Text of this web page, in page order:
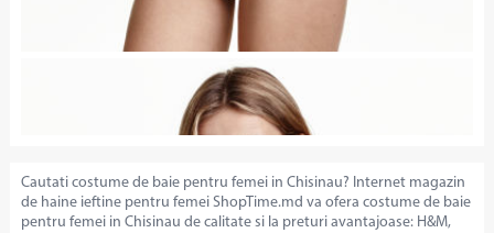
Cautati costume de baie pentru femei in Chisinau? Internet magazin
de haine ieftine pentru femei ShopTime.md va ofera costume de baie
pentru femei in Chisinau de calitate si la preturi avantajoase: H&M,